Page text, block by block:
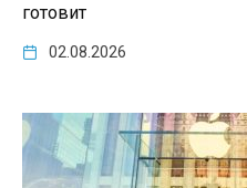
готовит
02.08.2026